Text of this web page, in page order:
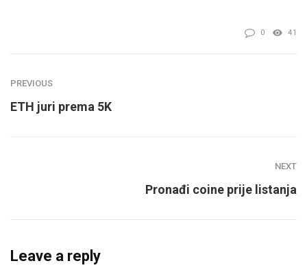
0 41
PREVIOUS
ETH juri prema 5K
NEXT
Pronađi coine prije listanja
Leave a reply